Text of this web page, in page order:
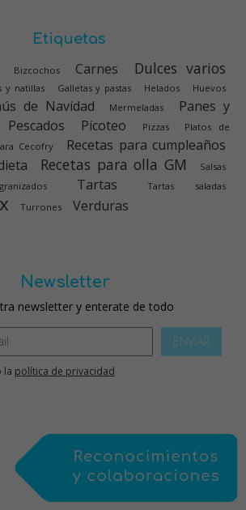
Etiquetas
Bizcochos Carnes Dulces varios
y natillas Galletas y pastas Helados Huevos
de Navidad Mermeladas
Panes y
Pescados Picoteo Pizzas
Platos de
Cecofry
Recetas para cumpleaños
Recetas para olla GM
Salsas
Tartas Tartas saladas
Turrones Verduras
Newsletter
newsletter y enterate de todo
ENVIAR
la política de privacidad